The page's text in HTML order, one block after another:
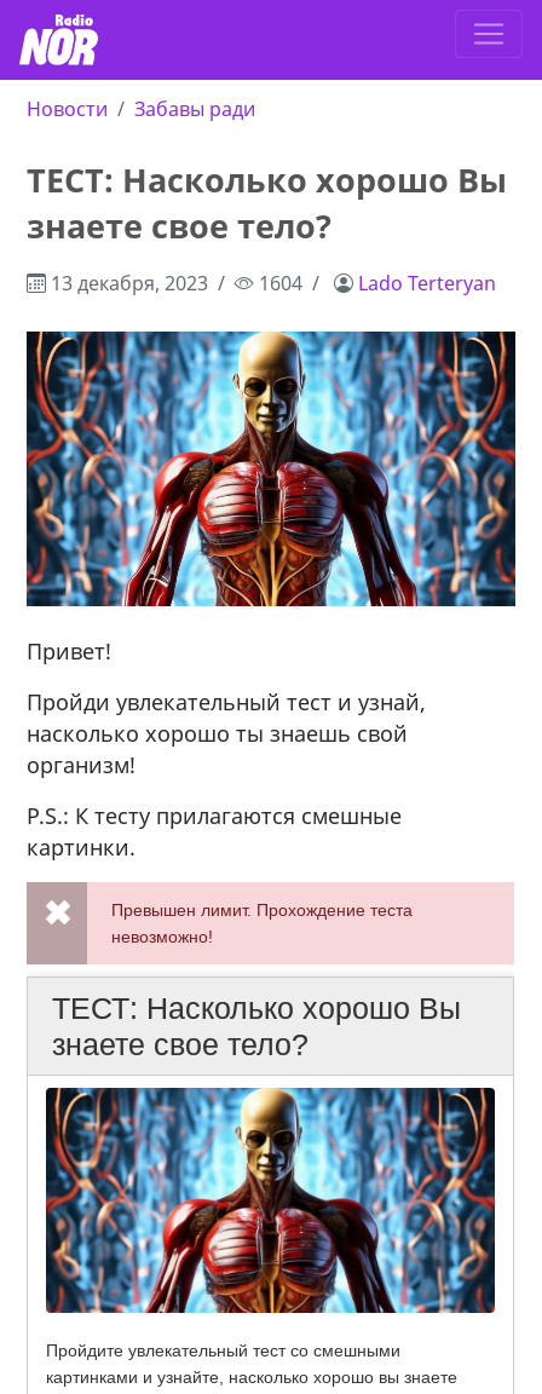
Новости Забавы ради
ТЕСТ: Насколько хорошо Вы
знаете свое тело?
13 декабря, 2023 1604 Lado Terteryan
Привет!
Пройди увлекательный тест и узнай,
насколько хорошо ты знаешь свой
организм!
P.S.: К тесту прилагаются смешные
картинки.